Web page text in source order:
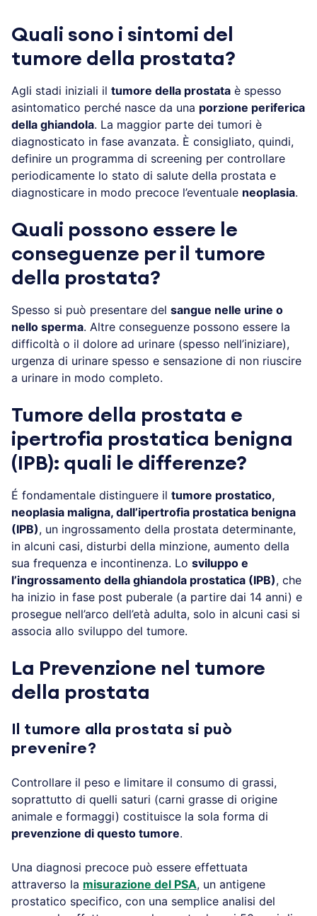
Quali sono i sintomi del
tumore della prostata?
Agli stadi iniziali il tumore della prostata è spesso
asintomatico perché nasce da una porzione periferica
della ghiandola. La maggior parte dei tumori è
diagnosticato in fase avanzata. È consigliato, quindi,
definire un programma di screening per controllare
periodicamente lo stato di salute della prostata e
diagnosticare in modo precoce l’eventuale neoplasia.
Quali possono essere le
conseguenze per il tumore
della prostata?
Spesso si può presentare del sangue nelle urine o
nello sperma. Altre conseguenze possono essere la
difficoltà o il dolore ad urinare (spesso nell’iniziare),
urgenza di urinare spesso e sensazione di non riuscire
a urinare in modo completo.
Tumore della prostata e
ipertrofia prostatica benigna
(IPB): quali le differenze?
É fondamentale distinguere il tumore prostatico,
neoplasia maligna, dall’ipertrofia prostatica benigna
(IPB), un ingrossamento della prostata determinante,
in alcuni casi, disturbi della minzione, aumento della
sua frequenza e incontinenza. Lo sviluppo e
l’ingrossamento della ghiandola prostatica (IPB), che
ha inizio in fase post puberale (a partire dai 14 anni) e
prosegue nell’arco dell’età adulta, solo in alcuni casi si
associa allo sviluppo del tumore.
La Prevenzione nel tumore
della prostata
Il tumore alla prostata si può
prevenire?
Controllare il peso e limitare il consumo di grassi,
soprattutto di quelli saturi (carni grasse di origine
animale e formaggi) costituisce la sola forma di
prevenzione di questo tumore.
Una diagnosi precoce può essere effettuata
attraverso la misurazione del PSA, un antigene
prostatico specifico, con una semplice analisi del